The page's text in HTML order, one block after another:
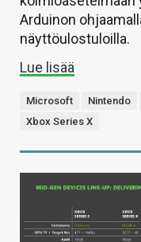
Arduinon
näyttöulostuloilla.
Lue lisää
Microsoft Nintendo
Xbox Series X